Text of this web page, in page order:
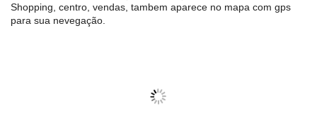
Shopping, centro, vendas, tambem aparece no mapa com gps
para sua nevegação.